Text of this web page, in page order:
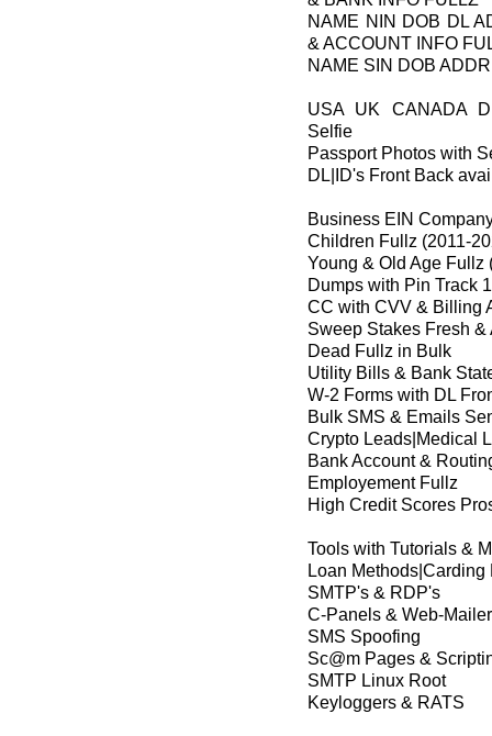
NAME NIN DOB DL
& ACCOUNT INFO
NAME SIN DOB
USA UK CANADA
Selfie
Passport Photos with
DL|ID's Front Back
Business EIN
Children Fullz (2011-
Young & Old Age Fullz
Dumps with Pin Track
CC with CVV & Billing
Sweep Stakes Fresh &
Dead Fullz in Bulk
Utility Bills & Bank
W-2 Forms with DL
Bulk SMS & Emails
Crypto Leads|Medical
Bank Account &
Employement Fullz
High Credit Scores
Tools with Tutorials &
Loan Methods|Carding
SMTP's & RDP's
C-Panels & Web-
SMS Spoofing
Sc@m Pages &
SMTP Linux Root
Keyloggers & RATS